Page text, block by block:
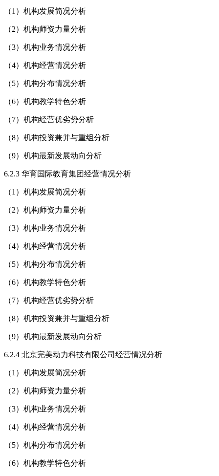
（1）机构发展简况分析
（2）机构师资力量分析
（3）机构业务情况分析
（4）机构经营情况分析
（5）机构分布情况分析
（6）机构教学特色分析
（7）机构经营优劣势分析
（8）机构投资兼并与重组分析
（9）机构最新发展动向分析
6.2.3 华育国际教育集团经营情况分析
（1）机构发展简况分析
（2）机构师资力量分析
（3）机构业务情况分析
（4）机构经营情况分析
（5）机构分布情况分析
（6）机构教学特色分析
（7）机构经营优劣势分析
（8）机构投资兼并与重组分析
（9）机构最新发展动向分析
6.2.4 北京完美动力科技有限公司经营情况分析
（1）机构发展简况分析
（2）机构师资力量分析
（3）机构业务情况分析
（4）机构经营情况分析
（5）机构分布情况分析
（6）机构教学特色分析